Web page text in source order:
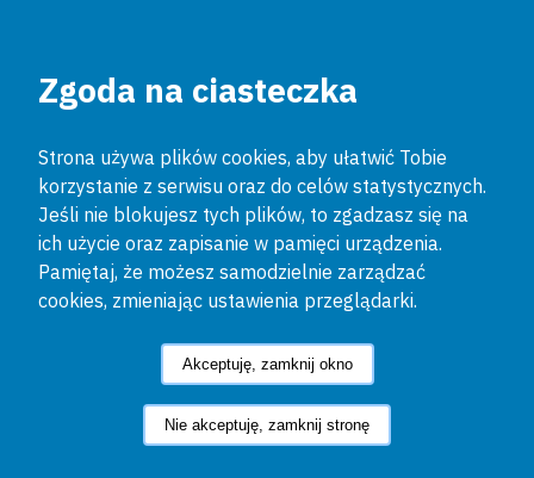
Zgoda na ciasteczka
Strona używa plików cookies, aby ułatwić Tobie
korzystanie z serwisu oraz do celów statystycznych.
Jeśli nie blokujesz tych plików, to zgadzasz się na
ich użycie oraz zapisanie w pamięci urządzenia.
Pamiętaj, że możesz samodzielnie zarządzać
cookies, zmieniając ustawienia przeglądarki.
Akceptuję, zamknij okno
Nie akceptuję, zamknij stronę